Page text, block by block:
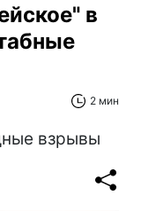
в
2 мин
взрывы